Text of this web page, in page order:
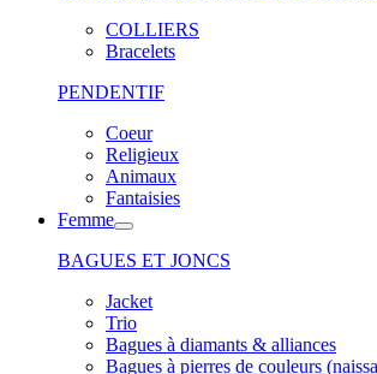
COLLIERS
Bracelets
PENDENTIF
Coeur
Religieux
Animaux
Fantaisies
Femme
BAGUES ET JONCS
Jacket
Trio
Bagues à diamants & alliances
Bagues à pierres de couleurs